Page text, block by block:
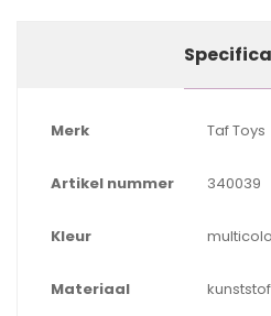
Merk Taf Toys
Artikel nummer 340039
Kleur
Materiaal kunststof